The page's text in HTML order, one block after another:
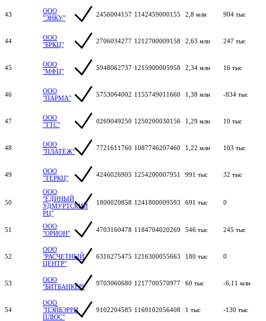
43
ООО
"ЭНКУ"
2456004157 1142459000155 2,8 млн 904 тыс
44
ООО
"БРКЦ"
2706034277 1212700009158 2,63 млн 247 тыс
45
ООО
"МФЦ"
5948062737 1215900005958 2,34 млн 16 тыс
46
ООО
"ПАРМА"
5753064002 1155749011660 1,38 млн -834 тыс
47
ООО
"ТТС"
0269049250 1250200030156 1,29 млн 10 тыс
48
ООО
"ПЛАТЁЖ"
7721611760 1087746207460 1,22 млн 103 тыс
49
ООО
"ТЕРКЦ"
4246026905 1254200007951 991 тыс 32 тыс
50
ООО
"ЕДИНЫЙ
УДМУРТСКИЙ
РЦ"
1800020858 1241800009593 691 тыс 0
51
ООО
"ОРИОН"
4703160478 1184704020269 546 тыс 245 тыс
52
ООО
"РАСЧЕТНЫЙ
ЦЕНТР"
6316275475 1216300055663 180 тыс 0
53
ООО
"БИТБАНКЕР"
9703060680 1217700570977 60 тыс -6,11 млн
54
ООО
"ПЭЙБЭРРИ
ПЛЮС"
9102204585 1169102056408 1 тыс -130 тыс